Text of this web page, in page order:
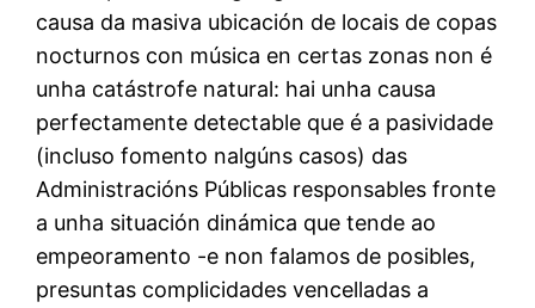
causa da masiva ubicación de locais de copas
nocturnos con música en certas zonas non é
unha catástrofe natural: hai unha causa
perfectamente detectable que é a pasividade
(incluso fomento nalgúns casos) das
Administracións Públicas responsables fronte
a unha situación dinámica que tende ao
empeoramento -e non falamos de posibles,
presuntas complicidades vencelladas a